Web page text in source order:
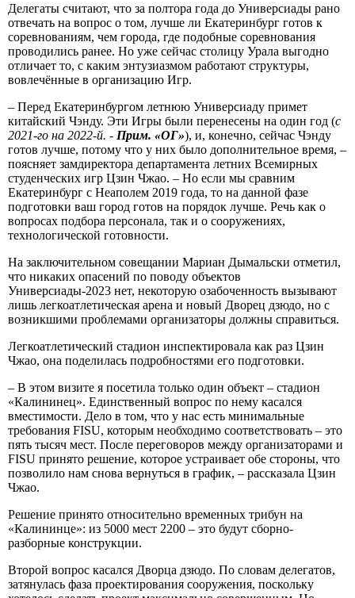
Делегаты считают, что за полтора года до Универсиады рано
отвечать на вопрос о том, лучше ли Екатеринбург готов к
соревнованиям, чем города, где подобные соревнования
проводились ранее. Но уже сейчас столицу Урала выгодно
отличает то, с каким энтузиазмом работают структуры,
вовлечённые в организацию Игр.
– Перед Екатеринбургом летнюю Универсиаду примет
китайский Чэнду. Эти Игры были перенесены на один год (с
2021-го на 2022-й. - Прим. «ОГ»), и, конечно, сейчас Чэнду
готов лучше, потому что у них было дополнительное время, –
поясняет замдиректора департамента летних Всемирных
студенческих игр Цзин Чжао. – Но если мы сравним
Екатеринбург с Неаполем 2019 года, то на данной фазе
подготовки ваш город готов на порядок лучше. Речь как о
вопросах подбора персонала, так и о сооружениях,
технологической готовности.
На заключительном совещании Мариан Дымальски отметил,
что никаких опасений по поводу объектов
Универсиады-2023 нет, некоторую озабоченность вызывают
лишь легкоатлетическая арена и новый Дворец дзюдо, но с
возникшими проблемами организаторы должны справиться.
Легкоатлетический стадион инспектировала как раз Цзин
Чжао, она поделилась подробностями его подготовки.
– В этом визите я посетила только один объект – стадион
«Калининец». Единственный вопрос по нему касался
вместимости. Дело в том, что у нас есть минимальные
требования FISU, которым необходимо соответствовать – это
пять тысяч мест. После переговоров между организаторами и
FISU принято решение, которое устраивает обе стороны, что
позволило нам снова вернуться в график, – рассказала Цзин
Чжао.
Решение принято относительно временных трибун на
«Калининце»: из 5000 мест 2200 – это будут сборно-
разборные конструкции.
Второй вопрос касался Дворца дзюдо. По словам делегатов,
затянулась фаза проектирования сооружения, поскольку